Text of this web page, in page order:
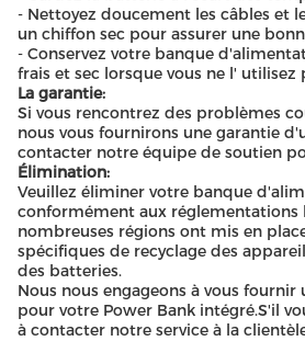
- Nettoyez doucement les câbles et
un chiffon sec pour assurer une
- Conservez votre banque
frais et sec lorsque vous ne l' utilisez
La garantie:
Si vous rencontrez des problèmes
nous vous fournirons une garantie
contacter notre équipe de soutien
Élimination:
Veuillez éliminer votre banque
conformément aux réglementations
nombreuses régions ont mis en
spécifiques de recyclage des
des batteries.
Nous nous engageons à vous
pour votre Power Bank intégré.S'il
à contacter notre service à la